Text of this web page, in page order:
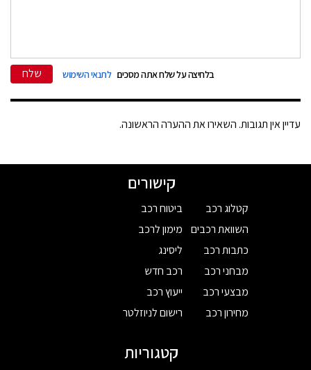
בלחיצה על שלח אתה מסכים לתנאי השימוש שלח
עדיין אין תגובות. השאירו את ההערה הראשונה.
קישורים
קטלוג רכב
השוואת רכבים
כתבות רכב
מבחני רכב
מבצעי רכב
מחירון רכב
ביטוח רכב
מימון לרכב
ליסינג
רכב חדש
ייעוץ רכב
רישום לניוזלטר
קטגוריות